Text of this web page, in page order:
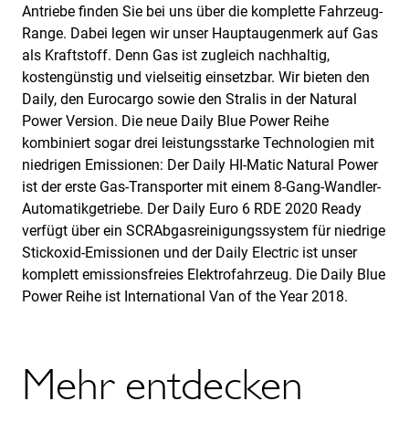
Antriebe finden Sie bei uns über die komplette Fahrzeug-
Range. Dabei legen wir unser Hauptaugenmerk auf Gas
als Kraftstoff. Denn Gas ist zugleich nachhaltig,
kostengünstig und vielseitig einsetzbar. Wir bieten den
Daily, den Eurocargo sowie den Stralis in der Natural
Power Version. Die neue Daily Blue Power Reihe
kombiniert sogar drei leistungsstarke Technologien mit
niedrigen Emissionen: Der Daily HI-Matic Natural Power
ist der erste Gas-Transporter mit einem 8-Gang-Wandler-
Automatikgetriebe. Der Daily Euro 6 RDE 2020 Ready
verfügt über ein SCRAbgasreinigungssystem für niedrige
Stickoxid-Emissionen und der Daily Electric ist unser
komplett emissionsfreies Elektrofahrzeug. Die Daily Blue
Power Reihe ist International Van of the Year 2018.
Mehr entdecken